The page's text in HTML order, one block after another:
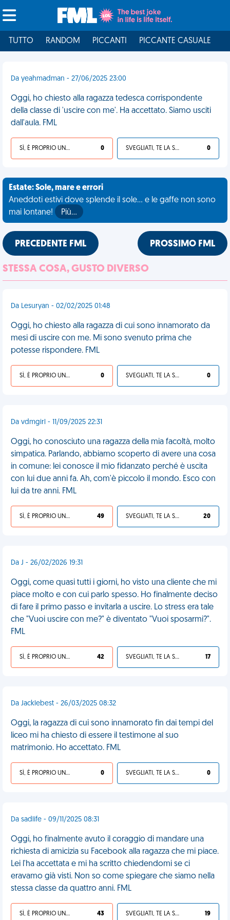
TUTTO RANDOM PICCANTI PICCANTE CASUALE
Da yeahmadman - 27/06/2025 23:00
Oggi, ho chiesto alla ragazza tedesca corrispondente
della classe di 'uscire con me'. Ha accettato. Siamo usciti
dall'aula. FML
SÌ, È PROPRIO UNA VDM! 0 SVEGLIATI, TE LA SEI CERCATA! 0
Estate: Sole, mare e errori
Aneddoti estivi dove splende il sole... e le gaffe non sono
mai lontane!
Più…
PRECEDENTE FML PROSSIMO FML
STESSA COSA, GUSTO DIVERSO
Da Lesuryan - 02/02/2025 01:48
Oggi, ho chiesto alla ragazza di cui sono innamorato da
mesi di uscire con me. Mi sono svenuto prima che
potesse rispondere. FML
SÌ, È PROPRIO UNA VDM! 0 SVEGLIATI, TE LA SEI CERCATA! 0
Da vdmgirl - 11/09/2025 22:31
Oggi, ho conosciuto una ragazza della mia facoltà, molto
simpatica. Parlando, abbiamo scoperto di avere una cosa
in comune: lei conosce il mio fidanzato perché è uscita
con lui due anni fa. Ah, com'è piccolo il mondo. Esco con
lui da tre anni. FML
SÌ, È PROPRIO UNA VDM! 49 SVEGLIATI, TE LA SEI CERCATA! 20
Da J - 26/02/2026 19:31
Oggi, come quasi tutti i giorni, ho visto una cliente che mi
piace molto e con cui parlo spesso. Ho finalmente deciso
di fare il primo passo e invitarla a uscire. Lo stress era tale
che "Vuoi uscire con me?" è diventato "Vuoi sposarmi?".
FML
SÌ, È PROPRIO UNA VDM! 42 SVEGLIATI, TE LA SEI CERCATA! 17
Da Jacklebest - 26/03/2025 08:32
Oggi, la ragazza di cui sono innamorato fin dai tempi del
liceo mi ha chiesto di essere il testimone al suo
matrimonio. Ho accettato. FML
SÌ, È PROPRIO UNA VDM! 0 SVEGLIATI, TE LA SEI CERCATA! 0
Da sadlife - 09/11/2025 08:31
Oggi, ho finalmente avuto il coraggio di mandare una
richiesta di amicizia su Facebook alla ragazza che mi piace.
Lei l'ha accettata e mi ha scritto chiedendomi se ci
eravamo già visti. Non so come spiegare che siamo nella
stessa classe da quattro anni. FML
SÌ, È PROPRIO UNA VDM! 43 SVEGLIATI, TE LA SEI CERCATA! 19